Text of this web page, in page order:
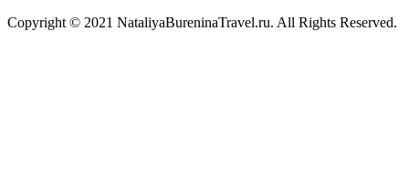
Copyright © 2021 NataliyaBureninaTravel.ru. All Rights Reserved.